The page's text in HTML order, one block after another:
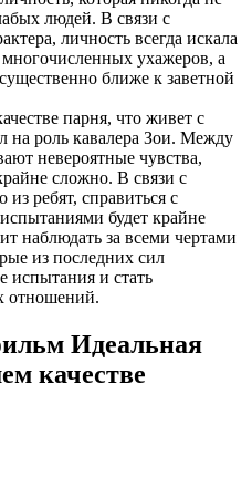
людей. В связи с
личность всегда искала
ухажеров, а
ближе к заветной
парня, что живет с
на роль кавалера Зои. Между
невероятные чувства,
сложно. В связи с
ребят, справиться с
будет крайне
наблюдать за всеми чертами
из последних сил
испытания и стать
отношений.
Идеальная
качестве